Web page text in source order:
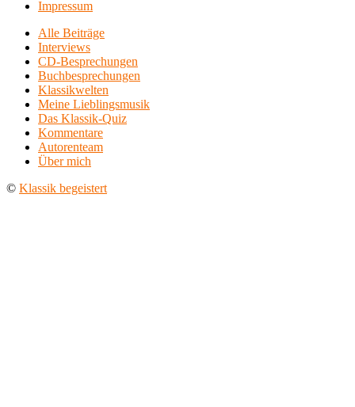
Impressum
Alle Beiträge
Interviews
CD-Besprechungen
Buchbesprechungen
Klassikwelten
Meine Lieblingsmusik
Das Klassik-Quiz
Kommentare
Autorenteam
Über mich
© Klassik begeistert